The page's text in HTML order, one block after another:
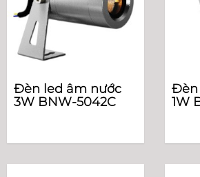
Đèn led âm nước
3W BNW-5042C
Đèn
1W